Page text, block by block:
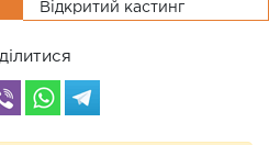
Відкритий кастинг